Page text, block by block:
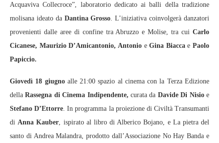
Acquaviva Collecroce”, laboratorio dedicato ai balli della tradizione
molisana ideato da Dantina Grosso . L’iniziativa coinvolgerà danzatori
provenienti dalle aree di confine tra Abruzzo e Molise, tra cui Carlo
Cicanese, Maurizio D’Amicantonio, AntonioeGina Biaccae Paolo
Papiccio.
Giovedì 18 giugnoalle 21:00 spazio al cinema con la Terza Edizione
della Rassegna di Cinema Indipendente, curata da Davide Di Nisioe
Stefano D’Ettorre . In programma la proiezione di Civiltà Transumanti
di Anna Kauber , ispirato al libro di Alberico Bojano, e La pietra del
santo di Andrea Malandra, prodotto dall’Associazione No Hay Banda e